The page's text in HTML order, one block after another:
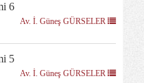
6
Av. İ. Güneş GÜRSELER
5
Av. İ. Güneş GÜRSELER